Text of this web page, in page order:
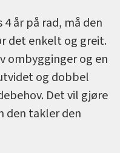
år på rad, må den
det enkelt og greit.
ombygginger og en
og dobbel
Det vil gjøre
den takler den